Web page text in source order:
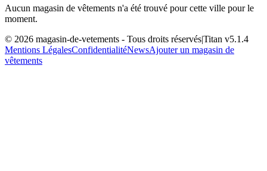
Aucun magasin de vêtements n'a été trouvé pour cette ville pour le
moment.
© 2026 magasin-de-vetements - Tous droits réservés|Titan v5.1.4
Mentions LégalesConfidentialitéNewsAjouter un magasin de
vêtements